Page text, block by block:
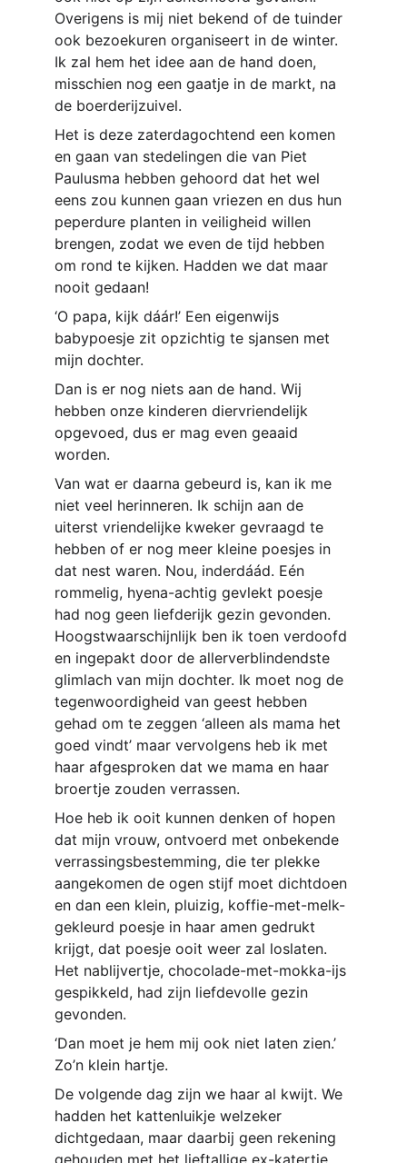
Overigens is mij niet bekend of de tuinder
ook bezoekuren organiseert in de winter.
Ik zal hem het idee aan de hand doen,
misschien nog een gaatje in de markt, na
de boerderijzuivel.
Het is deze zaterdagochtend een komen
en gaan van stedelingen die van Piet
Paulusma hebben gehoord dat het wel
eens zou kunnen gaan vriezen en dus hun
peperdure planten in veiligheid willen
brengen, zodat we even de tijd hebben
om rond te kijken. Hadden we dat maar
nooit gedaan!
‘O papa, kijk dáár!’ Een eigenwijs
babypoesje zit opzichtig te sjansen met
mijn dochter.
Dan is er nog niets aan de hand. Wij
hebben onze kinderen diervriendelijk
opgevoed, dus er mag even geaaid
worden.
Van wat er daarna gebeurd is, kan ik me
niet veel herinneren. Ik schijn aan de
uiterst vriendelijke kweker gevraagd te
hebben of er nog meer kleine poesjes in
dat nest waren. Nou, inderdáád. Eén
rommelig, hyena-achtig gevlekt poesje
had nog geen liefderijk gezin gevonden.
Hoogstwaarschijnlijk ben ik toen verdoofd
en ingepakt door de allerverblindendste
glimlach van mijn dochter. Ik moet nog de
tegenwoordigheid van geest hebben
gehad om te zeggen ‘alleen als mama het
goed vindt’ maar vervolgens heb ik met
haar afgesproken dat we mama en haar
broertje zouden verrassen.
Hoe heb ik ooit kunnen denken of hopen
dat mijn vrouw, ontvoerd met onbekende
verrassingsbestemming, die ter plekke
aangekomen de ogen stijf moet dichtdoen
en dan een klein, pluizig, koffie-met-melk-
gekleurd poesje in haar amen gedrukt
krijgt, dat poesje ooit weer zal loslaten.
Het nablijvertje, chocolade-met-mokka-ijs
gespikkeld, had zijn liefdevolle gezin
gevonden.
‘Dan moet je hem mij ook niet laten zien.’
Zo’n klein hartje.
De volgende dag zijn we haar al kwijt. We
hadden het kattenluikje welzeker
dichtgedaan, maar daarbij geen rekening
gehouden met het lieftallige ex-katertje